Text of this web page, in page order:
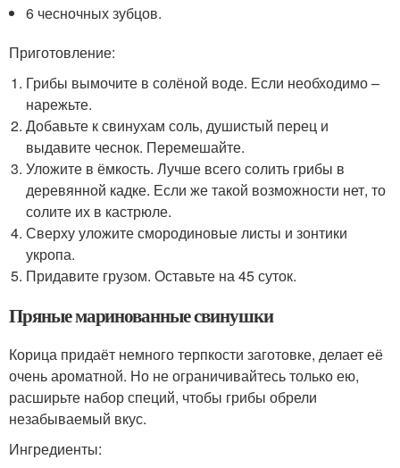
6 чесночных зубцов.
Приготовление:
Грибы вымочите в солёной воде. Если необходимо –
нарежьте.
Добавьте к свинухам соль, душистый перец и
выдавите чеснок. Перемешайте.
Уложите в ёмкость. Лучше всего солить грибы в
деревянной кадке. Если же такой возможности нет, то
солите их в кастрюле.
Сверху уложите смородиновые листы и зонтики
укропа.
Придавите грузом. Оставьте на 45 суток.
Пряные маринованные свинушки
Корица придаёт немного терпкости заготовке, делает её
очень ароматной. Но не ограничивайтесь только ею,
расширьте набор специй, чтобы грибы обрели
незабываемый вкус.
Ингредиенты: